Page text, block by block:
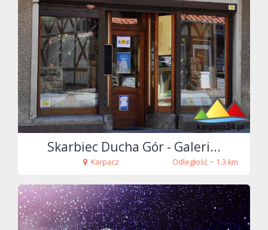
fot. Tenet
Skarbiec Ducha Gór - Galeri...
Karpacz Odległość ~ 1.3 km